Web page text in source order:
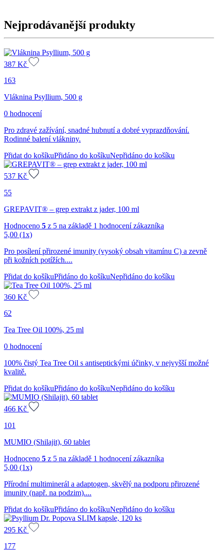
Nejprodávanější produkty
387 Kč
163
Vláknina Psyllium, 500 g
0 hodnocení
Pro zdravé zažívání, snadné hubnutí a dobré vyprazdňování.
Rodinné balení vlákniny.
Přidat do košíkuPřidáno do košíkuNepřidáno do košíku
537 Kč
55
GREPAVIT® – grep extrakt z jader, 100 ml
Hodnoceno 5 z 5 na základě 1 hodnocení zákazníka
5,00 (1x)
Pro posílení přirozené imunity (vysoký obsah vitamínu C) a zevně
při kožních potížích....
Přidat do košíkuPřidáno do košíkuNepřidáno do košíku
360 Kč
62
Tea Tree Oil 100%, 25 ml
0 hodnocení
100% čistý Tea Tree Oil s antiseptickými účinky, v nejvyšší možné
kvalitě.
Přidat do košíkuPřidáno do košíkuNepřidáno do košíku
466 Kč
101
MUMIO (Shilajit), 60 tablet
Hodnoceno 5 z 5 na základě 1 hodnocení zákazníka
5,00 (1x)
Přírodní multiminerál a adaptogen, skvělý na podporu přirozené
imunity (např. na podzim)....
Přidat do košíkuPřidáno do košíkuNepřidáno do košíku
295 Kč
177